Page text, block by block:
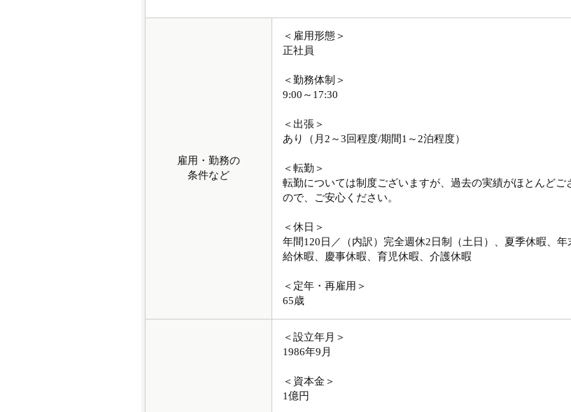
雇用・勤務の
条件など
＜雇用形態＞
正社員
＜勤務体制＞
9:00～17:30
＜出張＞
あり（月2～3回程度/期間1～2泊程度）
＜転勤＞
転勤については制度ございますが、過去の実績がほとんどご
ので、ご安心ください。
＜休日＞
年間120日／（内訳）完全週休2日制（土日）、夏季休暇、年
給休暇、慶事休暇、育児休暇、介護休暇
＜定年・再雇用＞
65歳
＜設立年月＞
1986年9月
＜資本金＞
1億円